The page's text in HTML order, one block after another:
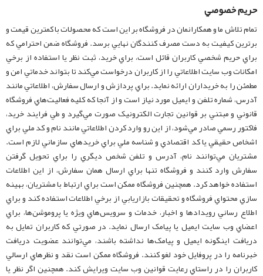
حريم خصوصي
تمام تلاش ما و همکارانمان در فروشگاه بر اين است که محصولات با کمترين قيمت و
برترين کيفيت به دست مصرف کنندگان نهايي برسد. فروشگاه ضمن احترامي که
براي حريم شخصي کاربران قائل است، براي خريد، ثبت نظر يا استفاده از برخي
امکانات وب سايت اطلاعاتي را از کاربران درخواست مي‌کند تا بتواند خدماتي امن و
مطمئن را به خريداران ارائه نمايد. براي پردازش و ارسال سفارش، اطلاعاتي مانند
آدرس، شماره تلفن و ايميل مورد نياز است و از آنجا که کليه فعاليت‌هاي فروشگاه
قانوني و مبتني بر قوانين تجارت الکترونيک صورت مي‌گيرد و طي فرايند خريد،
فاکتور رسمي صادر مي‌شود، از اين رو وارد کردن اطلاعاتي مانند نام و کد ملي براي
اشخاص حقيقي يا کد اقتصادي و شناسه ملي براي خريدهاي سازماني لازم است.
مشتريان مي‌توانند نام، آدرس و تلفن شخص ديگري را براي تحويل گرفتن
سفارش وارد کنند و فروشگاه تنها براي ارسال همان سفارش، از اين اطلاعات
استفاده خواهد کرد. همچنين فروشگاه ممکن است براي ارتباط با مشتريان، بهينه
سازي محتواي فروشگاه و تحقيقات بازاريابي از برخي اطلاعات استفاده کند و براي
اطلاع رساني رويدادها و اخبار، خدمات و سرويس‌هاي ويژه يا پروموشن‌ها، براي
اعضاي وب سايت ايميل يا پيامک ارسال نمايد. در صورتي که کاربران تمايل به
دريافت اينگونه ايميل و پيامک‌ها نداشته باشند، مي‌توانند عضويت دريافت
خبرنامه را در پروفايل خود لغو کنند. فروشگاه ممکن است نقد و نظرهاي ارسالي
کاربران را در راستاي رعايت قوانين وب سايت ويرايش کند. همچنين اگر نظر يا